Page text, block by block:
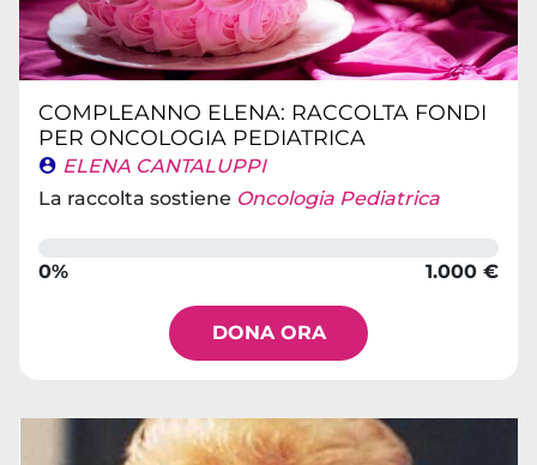
COMPLEANNO ELENA: RACCOLTA FONDI
PER ONCOLOGIA PEDIATRICA
ELENA CANTALUPPI
La raccolta sostiene Oncologia Pediatrica
0% 1.000 €
DONA ORA